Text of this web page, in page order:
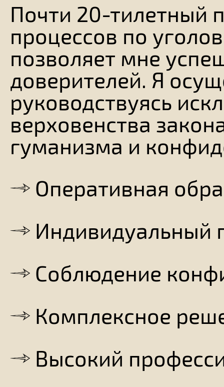
Почти 20-тилетный
процессов по
позволяет мне
доверителей. Я
руководствуясь
верховенства
гуманизма и
Оперативная
Индивидуальный
Соблюдение
Комплексное
Высокий